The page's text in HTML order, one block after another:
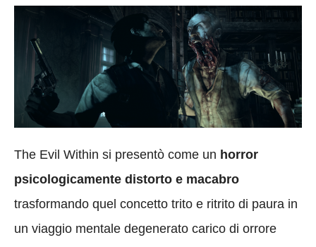
The Evil Within si presentò come un horror
psicologicamente distorto e macabro
trasformando quel concetto trito e ritrito di paura in
un viaggio mentale degenerato carico di orrore